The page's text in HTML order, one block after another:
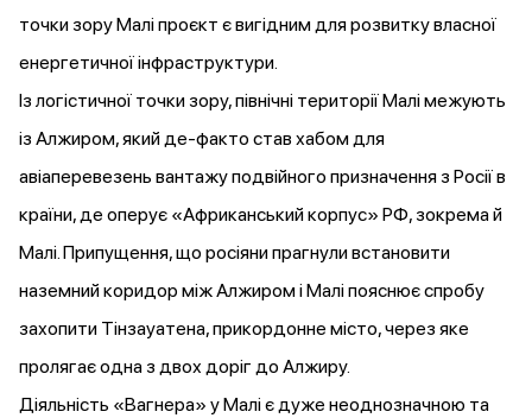
точки зору Малі проєкт є вигідним для розвитку власної
енергетичної інфраструктури.
Із логістичної точки зору, північні території Малі межують
із Алжиром, який де-факто став хабомдля
авіаперевезень вантажу подвійного призначення з Росії в
країни, де оперує «Африканський корпус» РФ, зокрема й
Малі. Припущення, що росіяни прагнули встановити
наземний коридор між Алжиром і Малі пояснює спробу
захопити Тінзауатена, прикордонне місто, через яке
пролягає одна з двох доріг до Алжиру.
Діяльність «Вагнера» у Малі є дуже неоднозначною та